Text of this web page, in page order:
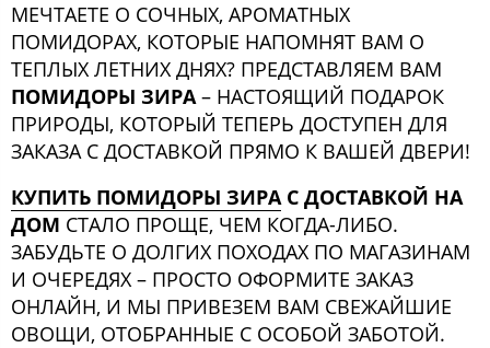
МЕЧТАЕТЕ О СОЧНЫХ, АРОМАТНЫХ
ПОМИДОРАХ, КОТОРЫЕ НАПОМНЯТ ВАМ О
ТЕПЛЫХ ЛЕТНИХ ДНЯХ? ПРЕДСТАВЛЯЕМ ВАМ
ПОМИДОРЫ ЗИРА– НАСТОЯЩИЙ ПОДАРОК
ПРИРОДЫ, КОТОРЫЙ ТЕПЕРЬ ДОСТУПЕН ДЛЯ
ЗАКАЗА С ДОСТАВКОЙ ПРЯМО К ВАШЕЙ ДВЕРИ!
КУПИТЬ ПОМИДОРЫ ЗИРА С ДОСТАВКОЙ НА
ДОМ СТАЛО ПРОЩЕ, ЧЕМ КОГДА-ЛИБО.
ЗАБУДЬТЕ О ДОЛГИХ ПОХОДАХ ПО МАГАЗИНАМ
И ОЧЕРЕДЯХ – ПРОСТО ОФОРМИТЕ ЗАКАЗ
ОНЛАЙН, И МЫ ПРИВЕЗЕМ ВАМ СВЕЖАЙШИЕ
ОВОЩИ, ОТОБРАННЫЕ С ОСОБОЙ ЗАБОТОЙ.